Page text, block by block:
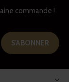
commande !
S'ABONNER